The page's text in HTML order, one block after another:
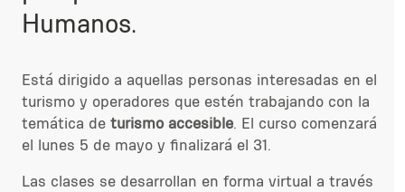
Humanos.
Está dirigido a aquellas personas interesadas en el
turismo y operadores que estén trabajando con la
temática de turismo accesible. El curso comenzará
el lunes 5 de mayo y finalizará el 31.
Las clases se desarrollan en forma virtual a través